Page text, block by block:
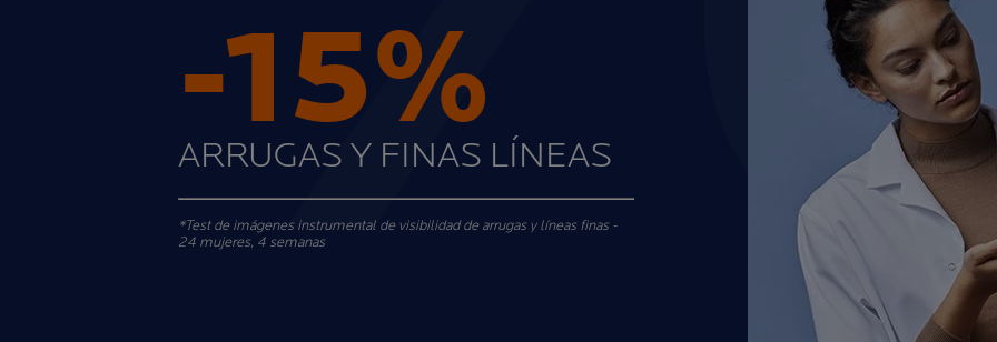
-15%
ARRUGAS Y FINAS LÍNEAS
*Test de imágenes instrumental de visibilidad de arrugas y líneas finas -
24 mujeres, 4 semanas